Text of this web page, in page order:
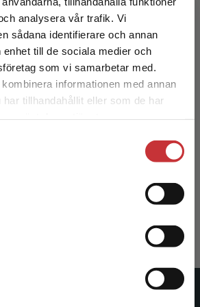
analysera vår trafik. Vi
sådana identifierare och annan
enhet till de sociala medier och
som vi samarbetar med.
informationen med annan
tillhandahållit eller som de har
fraktregion
du besöker
via en enhet utanför Sverige.
leveranser utanför Sverige. För
ett köp måste
arbete med social hållbarhet